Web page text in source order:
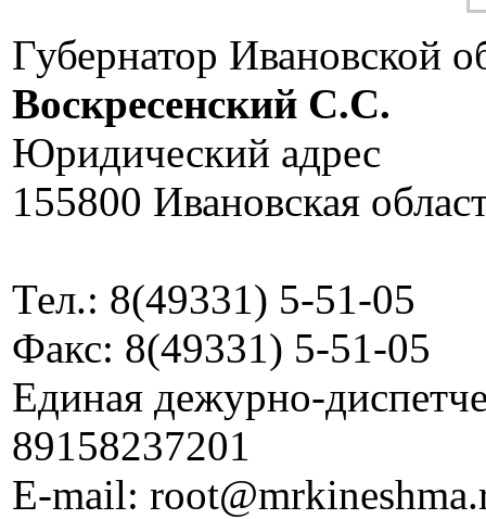
Губернатор Ивановской
Воскресенский C.C.
Юридический адрес
155800 Ивановская
Тел.: 8(49331) 5-51-05
Факс: 8(49331) 5-51-05
Единая дежурно-
89158237201
E-mail: